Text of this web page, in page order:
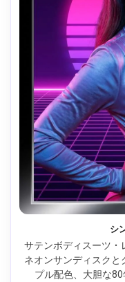
シ
サテンボディスーツ・
ネオンサンディスクと
プル配色、大胆な